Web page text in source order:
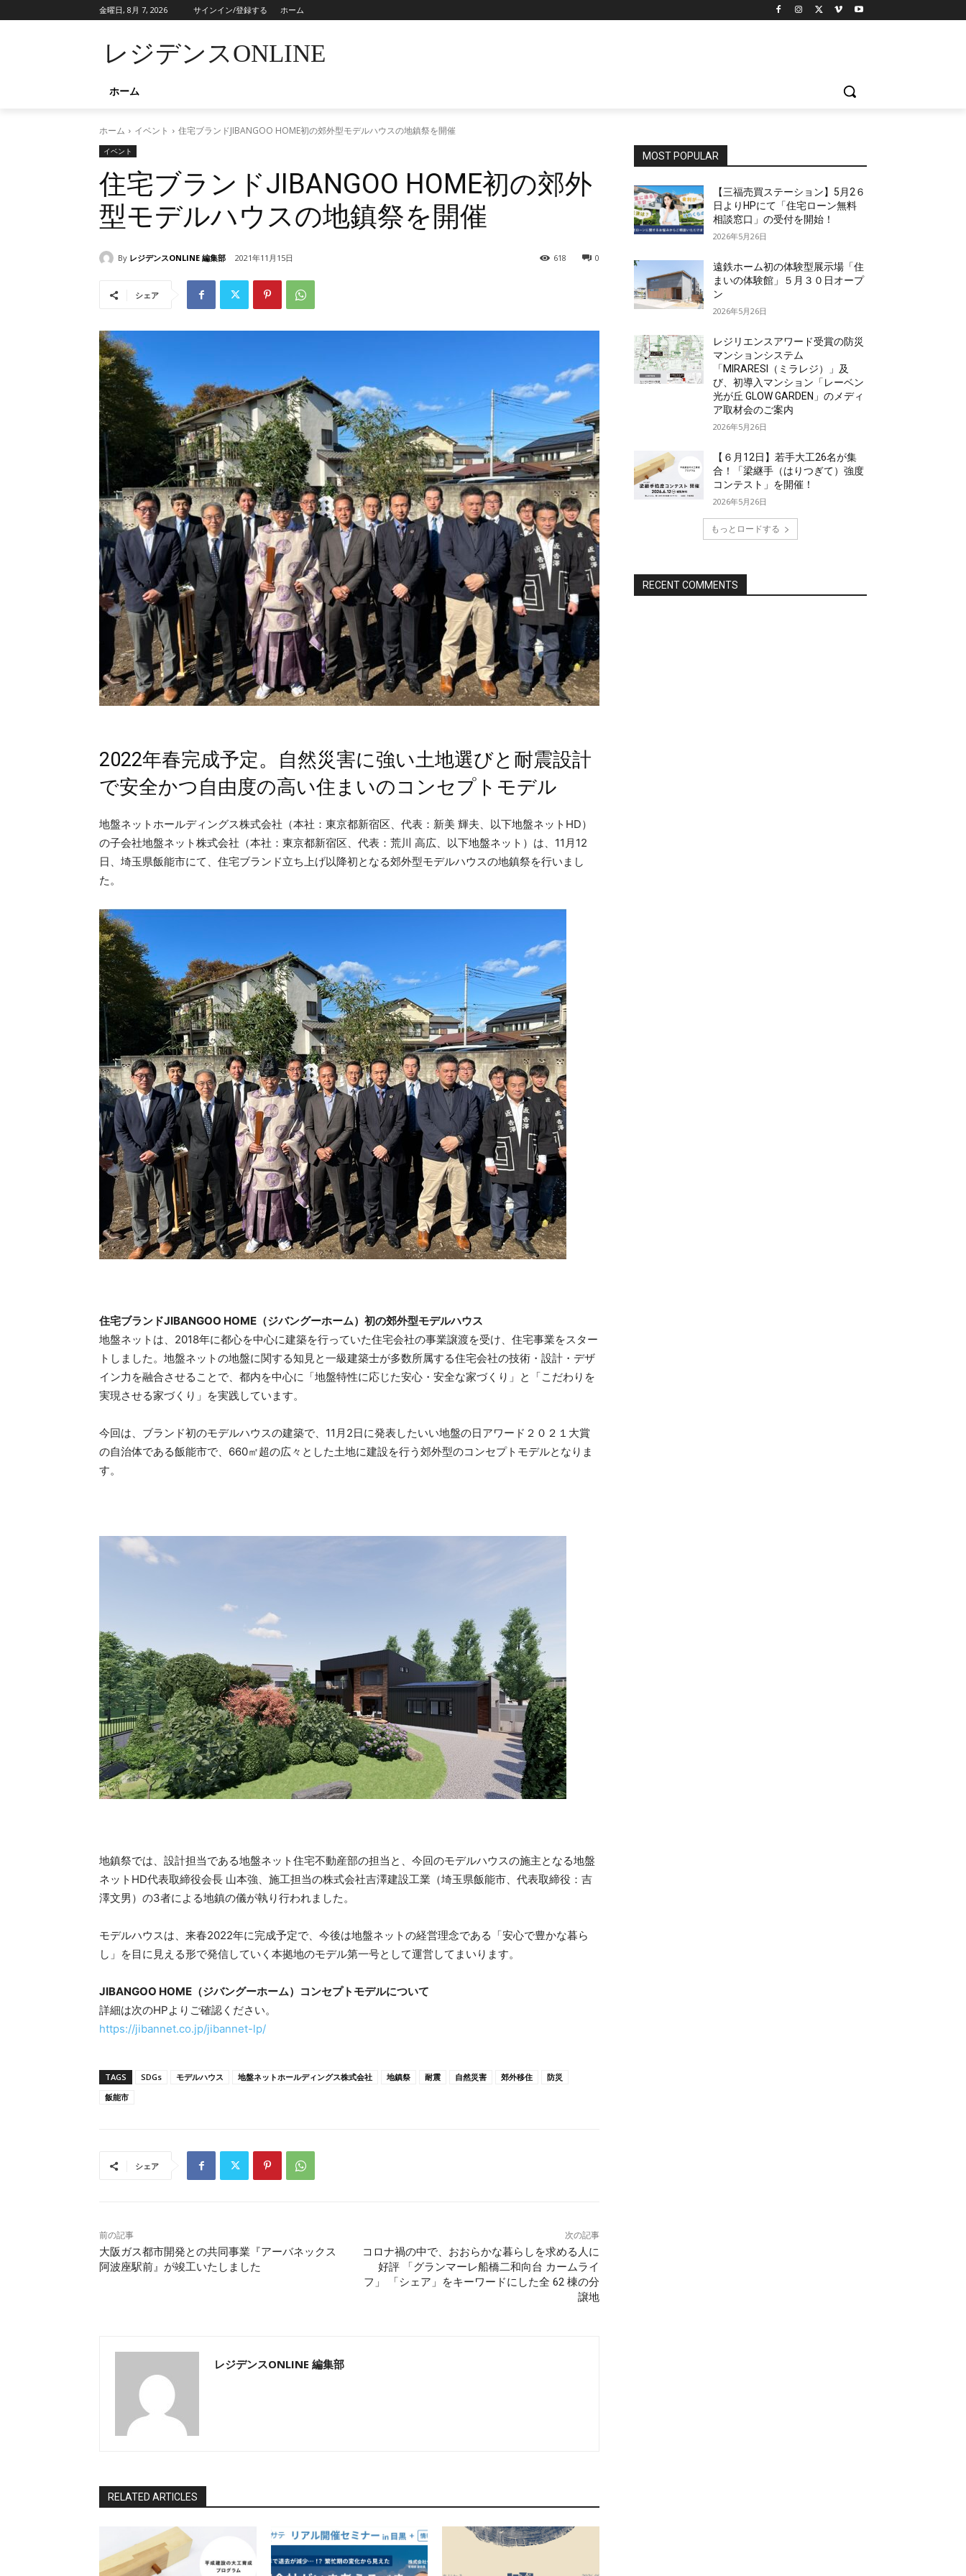
金曜日, 8月 7, 2026 サインイン/登録する ホーム
レジデンスONLINE
ホーム
ホーム イベント 住宅ブランドJIBANGOO HOME初の郊外型モデルハウスの地鎮祭を開催
イベント
住宅ブランドJIBANGOO HOME初の郊外
型モデルハウスの地鎮祭を開催
By レジデンスONLINE 編集部 2021年11月15日 0
618
シェア
2022年春完成予定。自然災害に強い土地選びと耐震設計
で安全かつ自由度の高い住まいのコンセプトモデル
地盤ネットホールディングス株式会社（本社：東京都新宿区、代表：新美 輝夫、以下地盤ネットHD）
の子会社地盤ネット株式会社（本社：東京都新宿区、代表：荒川 高広、以下地盤ネット）は、11月12
日、埼玉県飯能市にて、住宅ブランド立ち上げ以降初となる郊外型モデルハウスの地鎮祭を行いまし
た。
住宅ブランドJIBANGOO HOME（ジバングーホーム）初の郊外型モデルハウス
地盤ネットは、2018年に都心を中心に建築を行っていた住宅会社の事業譲渡を受け、住宅事業をスター
トしました。地盤ネットの地盤に関する知見と一級建築士が多数所属する住宅会社の技術・設計・デザ
イン力を融合させることで、都内を中心に「地盤特性に応じた安心・安全な家づくり」と「こだわりを
実現させる家づくり」を実践しています。
今回は、ブランド初のモデルハウスの建築で、11月2日に発表したいい地盤の日アワード２０２１大賞
の自治体である飯能市で、660㎡超の広々とした土地に建設を行う郊外型のコンセプトモデルとなりま
す。
地鎮祭では、設計担当である地盤ネット住宅不動産部の担当と、今回のモデルハウスの施主となる地盤
ネットHD代表取締役会長 山本強、施工担当の株式会社吉澤建設工業（埼玉県飯能市、代表取締役：吉
澤文男）の3者による地鎮の儀が執り行われました。
モデルハウスは、来春2022年に完成予定で、今後は地盤ネットの経営理念である「安心で豊かな暮ら
し」を目に見える形で発信していく本拠地のモデル第一号として運営してまいります。
JIBANGOO HOME（ジバングーホーム）コンセプトモデルについて
詳細は次のHPよりご確認ください。
https://jibannet.co.jp/jibannet-lp/
TAGS SDGs モデルハウス 地盤ネットホールディングス株式会社 地鎮祭 耐震 自然災害 郊外移住
防災
飯能市
シェア
前の記事
大阪ガス都市開発との共同事業『アーバネックス
阿波座駅前』が竣工いたしました
次の記事
コロナ禍の中で、おおらかな暮らしを求める人に
好評 「グランマーレ船橋二和向台 カームライ
フ」 「シェア」をキーワードにした全 62 棟の分
譲地
レジデンスONLINE 編集部
RELATED ARTICLES
MOST POPULAR
【三福売買ステーション】5月2６
日よりHPにて「住宅ローン無料
相談窓口」の受付を開始！
2026年5月26日
遠鉄ホーム初の体験型展示場「住
まいの体験館」５月３０日オープ
ン
2026年5月26日
レジリエンスアワード受賞の防災
マンションシステム
「MIRARESI（ミラレジ）」及
び、初導入マンション「レーベン
光が丘 GLOW GARDEN」のメディ
ア取材会のご案内
2026年5月26日
【６月12日】若手大工26名が集
合！「梁継手（はりつぎて）強度
コンテスト」を開催！
2026年5月26日
もっとロードする
RECENT COMMENTS